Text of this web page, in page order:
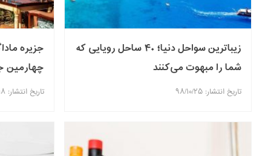
زیباترین سواحل دنیا؛ ۴۰ ساحل رویایی که
شما را مبهوت می‌کنند
تاریخ انتشار: ۹۸/۱۰/۲۵
چهارمین
تاریخ انتشار: ۹۸/۱۰/۱۸